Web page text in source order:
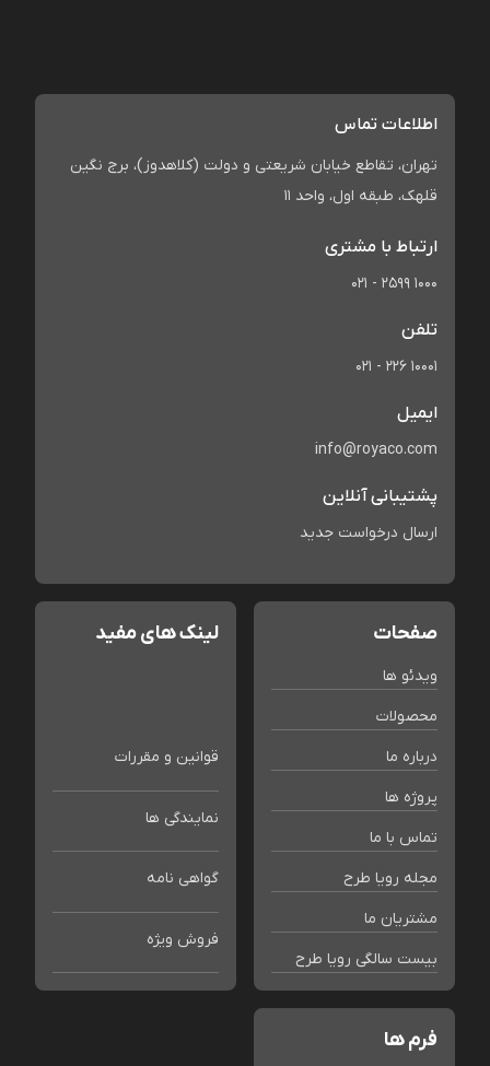
اطلاعات تماس
تهران، تقاطع خیابان شریعتی و دولت (کلاهدوز)، برج نگین
قلهک، طبقه اول، واحد 11
ارتباط با مشتری
021 - 2599 1000
تلفن
021 - 226 10001
ایمیل
info@royaco.com
پشتیبانی آنلاین
ارسال درخواست جدید
صفحات
ویدئو ها
محصولات
درباره ما
پروژه ها
تماس با ما
مجله رویا طرح
مشتریان ما
بیست سالگی رویا طرح
لینک های مفید
قوانین و مقررات
نمایندگی ها
گواهی نامه
فروش ویژه
فرم ها